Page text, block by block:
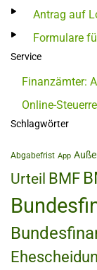
Antrag auf
Formulare
Service
Finanzämter:
Online-
Schlagwörter
Abgabefrist App
Urteil BMF